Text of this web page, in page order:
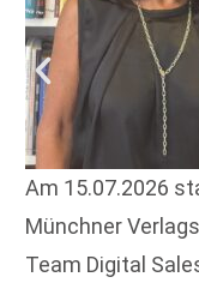
Am 15.07.2026
Münchner
Team Digital